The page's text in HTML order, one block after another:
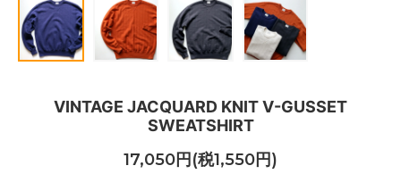
VINTAGE JACQUARD KNIT V-GUSSET
SWEATSHIRT
17,050円(税1,550円)